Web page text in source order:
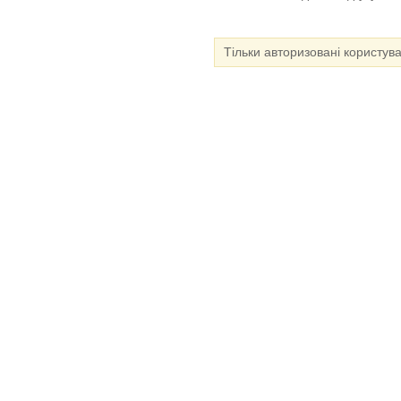
Тільки авторизовані